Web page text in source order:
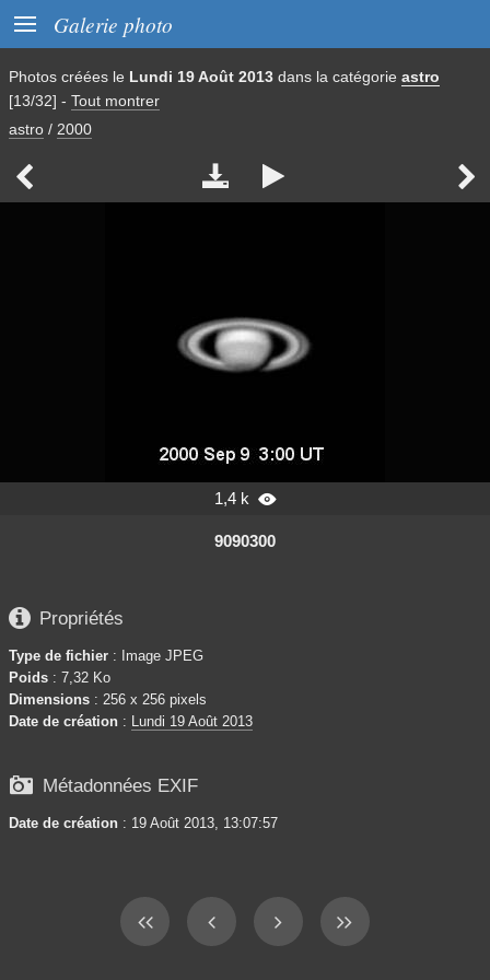
 Galerie photo
Photos créées le Lundi 19 Août 2013 dans la catégorie astro
[13/32] - Tout montrer
astro / 2000
   
1,4 k 
9090300
 Propriétés
Type de fichier : Image JPEG
Poids : 7,32 Ko
Dimensions : 256 x 256 pixels
Date de création : Lundi 19 Août 2013
 Métadonnées EXIF
Date de création : 19 Août 2013, 13:07:57